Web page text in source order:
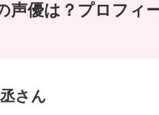
声優は？プロフィ
さん